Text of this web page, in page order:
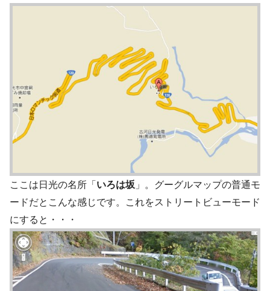
ここは日光の名所「 いろは坂 」。グーグルマップの普通モ
ードだとこんな感じです。これをストリートビューモード
にすると・・・